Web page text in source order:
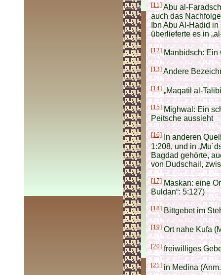
[11]Abu al-
auch das
Ibn Abu Al-Hadid
überlieferte es in
[12]Manbidsch: Ein
[13]Andere
[14]„Maqatil al-
[15]Mighwal: Ein
Peitsche aussieht
[16]In anderen
1:208, und in
Bagdad gehörte,
von Dudschail,
[17]Maskan: eine
Buldan“: 5:127)
[18]Bittgebet im
[19]Ort nahe Kufa
[20]freiwilliges
[21]in Medina